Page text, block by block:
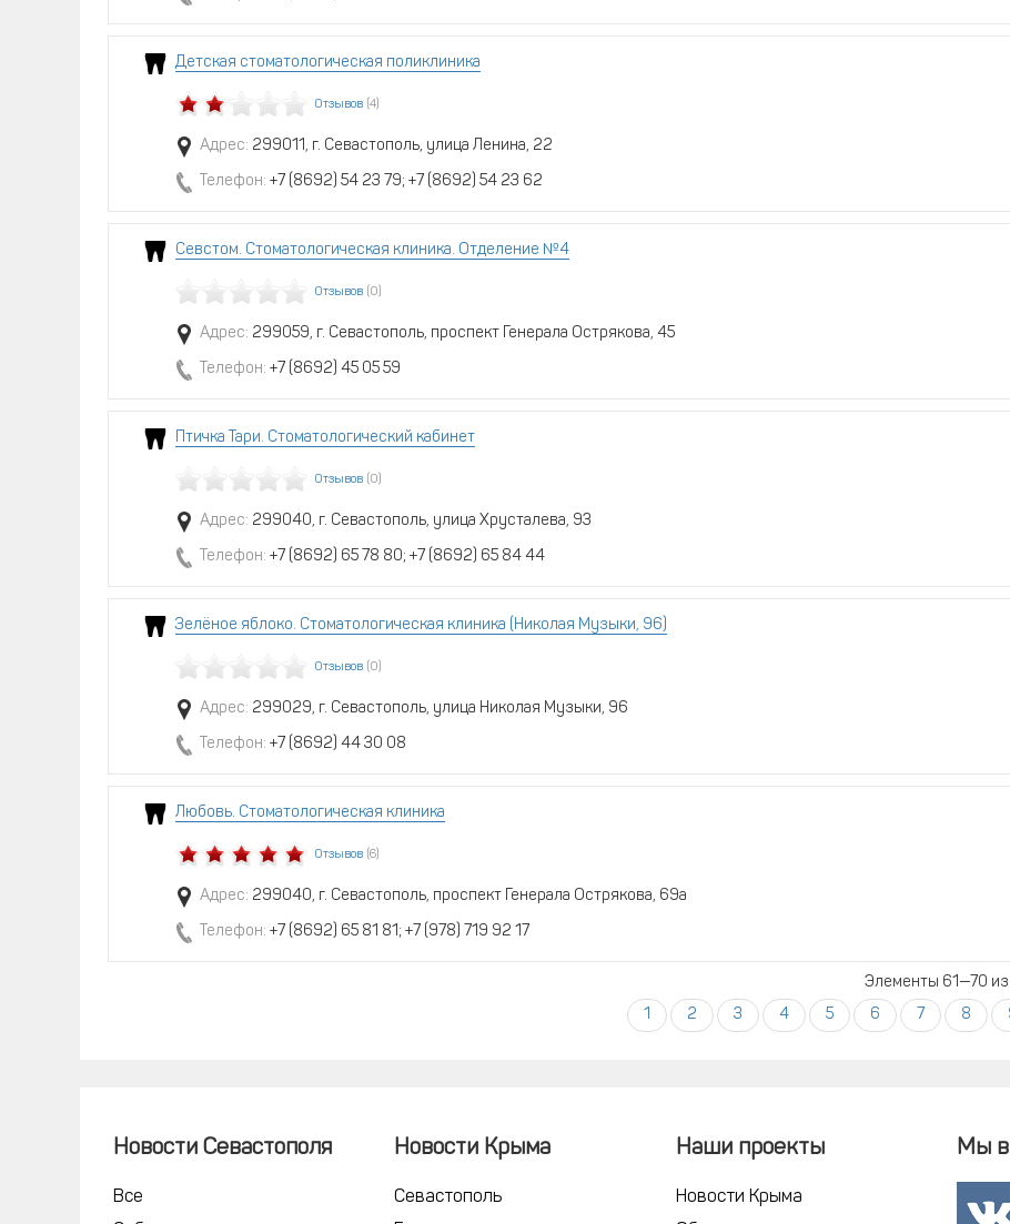
Детская стоматологическая поликлиника
Отзывов (4)
Адрес: 299011, г. Севастополь, улица Ленина, 22
Телефон: +7 (8692) 54 23 79; +7 (8692) 54 23 62
Севстом. Стоматологическая клиника. Отделение №4
Отзывов (0)
Адрес: 299059, г. Севастополь, проспект Генерала Острякова, 45
Телефон: +7 (8692) 45 05 59
Птичка Тари. Стоматологический кабинет
Отзывов (0)
Адрес: 299040, г. Севастополь, улица Хрусталева, 93
Телефон: +7 (8692) 65 78 80; +7 (8692) 65 84 44
Зелёное яблоко. Стоматологическая клиника (Николая Музыки, 96)
Отзывов (0)
Адрес: 299029, г. Севастополь, улица Николая Музыки, 96
Телефон: +7 (8692) 44 30 08
Любовь. Стоматологическая клиника
Отзывов (6)
Адрес: 299040, г. Севастополь, проспект Генерала Острякова, 69а
Телефон: +7 (8692) 65 81 81; +7 (978) 719 92 17
Элементы 61—70 из
1
2 3 4 5 6 7 8
Новости Севастополя
Все
Новости Крыма
Севастополь
Наши проекты
Новости Крыма
Мы в